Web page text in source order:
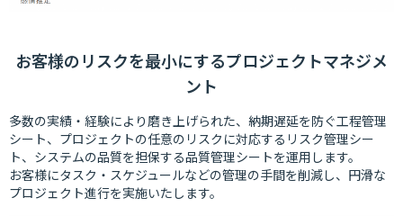
お客様のリスクを最⼩にするプロジェクトマネジメ
ント
多数の実績・経験により磨き上げられた、納期遅延を防ぐ⼯程管理
シート、プロジェクトの任意のリスクに対応するリスク管理シー
ト、システムの品質を担保する品質管理シートを運⽤します。
お客様にタスク・スケジュールなどの管理の⼿間を削減し、円滑な
プロジェクト進⾏を実施いたします。